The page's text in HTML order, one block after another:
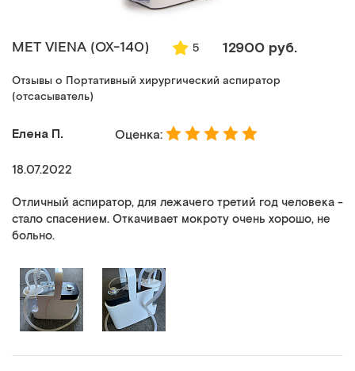
MET VIENA (ОХ-140) 5 12900 руб.
Отзывы о Портативный хирургический аспиратор
(отсасыватель)
Елена П. Оценка:
18.07.2022
Отличный аспиратор, для лежачего третий год человека -
стало спасением. Откачивает мокроту очень хорошо, не
больно.